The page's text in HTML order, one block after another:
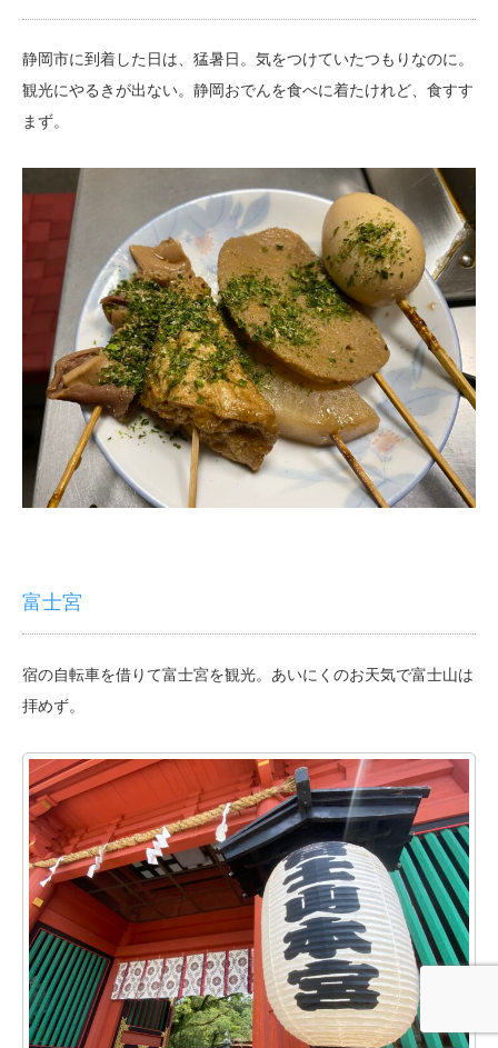
静岡市に到着した日は、猛暑日。気をつけていたつもりなのに。
観光にやるきが出ない。静岡おでんを食べに着たけれど、食すす
まず。
富士宮
宿の自転車を借りて富士宮を観光。あいにくのお天気で富士山は
拝めず。